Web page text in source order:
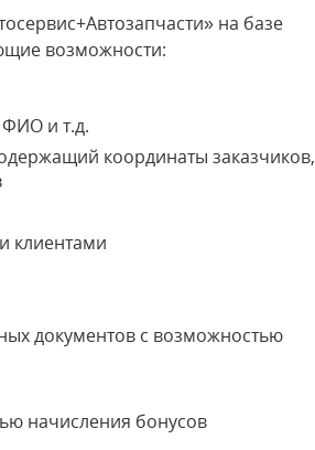
на базе
возможности:
и т.д.
координаты заказчиков,
клиентами
документов с возможностью
начисления бонусов